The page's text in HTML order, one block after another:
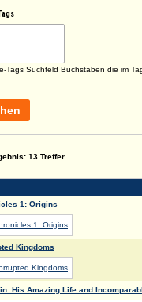
Tags Suchfeld Buchstaben die im
13 Treffer
1: Origins
Kingdoms
His Amazing Life and